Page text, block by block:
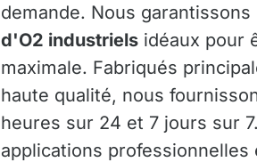
demande. Nous garantissons
d'O2 industriels idéaux pour
maximale. Fabriqués
haute qualité, nous
heures sur 24 et 7 jours sur
applications